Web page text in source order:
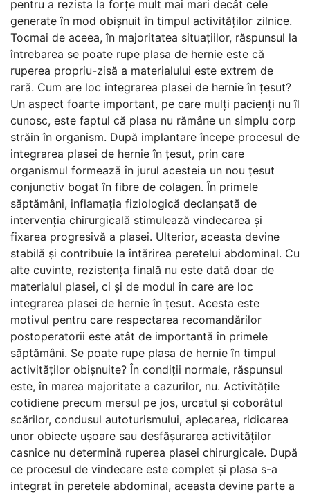
pentru a rezista la forțe mult mai mari decât cele
generate în mod obișnuit în timpul activităților zilnice.
Tocmai de aceea, în majoritatea situațiilor, răspunsul la
întrebarea se poate rupe plasa de hernie este că
ruperea propriu-zisă a materialului este extrem de
rară. Cum are loc integrarea plasei de hernie în țesut?
Un aspect foarte important, pe care mulți pacienți nu îl
cunosc, este faptul că plasa nu rămâne un simplu corp
străin în organism. După implantare începe procesul de
integrarea plasei de hernie în țesut, prin care
organismul formează în jurul acesteia un nou țesut
conjunctiv bogat în fibre de colagen. În primele
săptămâni, inflamația fiziologică declanșată de
intervenția chirurgicală stimulează vindecarea și
fixarea progresivă a plasei. Ulterior, aceasta devine
stabilă și contribuie la întărirea peretelui abdominal. Cu
alte cuvinte, rezistența finală nu este dată doar de
materialul plasei, ci și de modul în care are loc
integrarea plasei de hernie în țesut. Acesta este
motivul pentru care respectarea recomandărilor
postoperatorii este atât de importantă în primele
săptămâni. Se poate rupe plasa de hernie în timpul
activităților obișnuite? În condiții normale, răspunsul
este, în marea majoritate a cazurilor, nu. Activitățile
cotidiene precum mersul pe jos, urcatul și coborâtul
scărilor, condusul autoturismului, aplecarea, ridicarea
unor obiecte ușoare sau desfășurarea activităților
casnice nu determină ruperea plasei chirurgicale. După
ce procesul de vindecare este complet și plasa s-a
integrat în peretele abdominal, aceasta devine parte a